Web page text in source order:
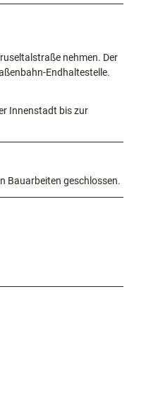
nehmen. Der
Endhaltestelle.
Innenstadt bis zur
Bauarbeiten geschlossen.